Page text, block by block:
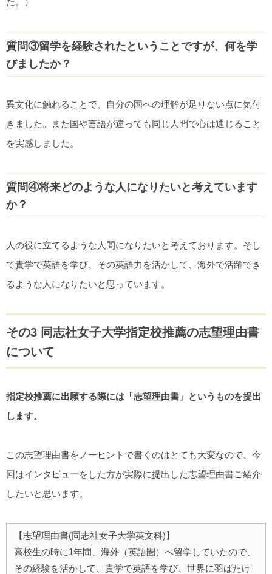
質問③留学を経験されたということですが、何を学
びましたか？
異文化に触れることで、自分の国への理解が足りない点に気付
きました。また国や言語が違っても同じ人間で心は通じること
を実感しました。
質問④将来どのような人になりたいと考えています
か？
人の役に立てるような人間になりたいと考えております。そし
て貴学で英語を学び、その英語力を活かして、海外で活躍でき
るような人になりたいと思っています。
その3 同志社女子大学指定校推薦の志望理由書
について
指定校推薦に出願する際には「志望理由書」というものを提出
します。
この志望理由書をノーヒントで書くのはとても大変なので、今
回はインタビューをした方が実際に提出した志望理由書ご紹介
したいと思います。
【志望理由書(同志社女子大学英文科)】
高校生の時に1年間、海外（英語圏）へ留学していたので、
その経験を活かして、貴学で英語を学び、世界に羽ばたけ